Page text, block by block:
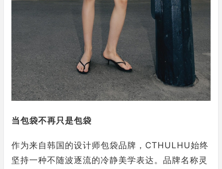
当包袋不再只是包袋
作为来自韩国的设计师包袋品牌，CTHULHU始终
坚持一种不随波逐流的冷静美学表达。品牌名称灵